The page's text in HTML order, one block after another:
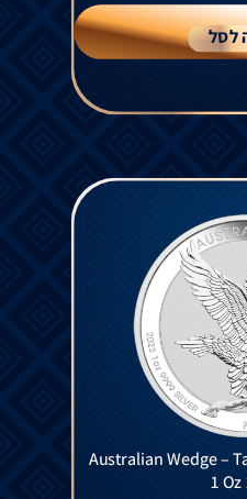
לסל
Australian Wedge –
1